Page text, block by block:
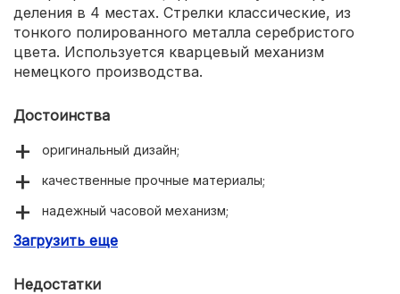
деления в 4 местах. Стрелки классические, из
тонкого полированного металла серебристого
цвета. Используется кварцевый механизм
немецкого производства.
Достоинства
оригинальный дизайн;
качественные прочные материалы;
надежный часовой механизм;
бесшумная работа;
Загрузить еще
Недостатки